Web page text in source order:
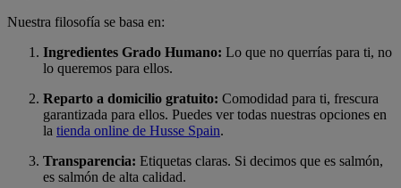
Nuestra filosofía se basa en:
Ingredientes Grado Humano: Lo que no querrías para ti, no
lo queremos para ellos.
Reparto a domicilio gratuito: Comodidad para ti, frescura
garantizada para ellos. Puedes ver todas nuestras opciones en
la tienda online de Husse Spain.
Transparencia: Etiquetas claras. Si decimos que es salmón,
es salmón de alta calidad.